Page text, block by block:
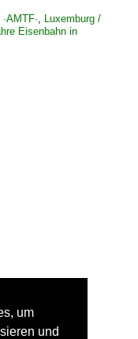
, Luxemburg /
Eisenbahn in
um
und